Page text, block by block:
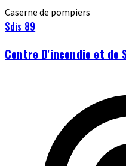
Caserne de pompiers
Sdis 89
Centre D'incendie et de